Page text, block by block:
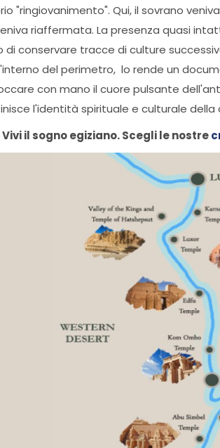
"ringiovanimento". Qui, il sovrano
riaffermata. La presenza quasi
conservare tracce di culture
del perimetro, lo rende un
con mano il cuore pulsante
l'identità spirituale e culturale della
Vivi il sogno egiziano. Scegli le nostre